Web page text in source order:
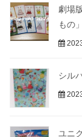
劇場
もの
シル
ユニ